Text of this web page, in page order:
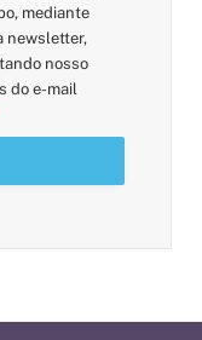
mediante
newsletter,
nosso
do e-mail